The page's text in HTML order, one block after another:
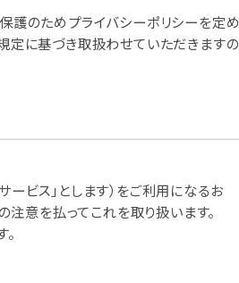
護のためプライバシーポリシーを定め
定に基づき取扱わせていただきますの
ービス」とします）をご利用になるお
意を払ってこれを取り扱います。